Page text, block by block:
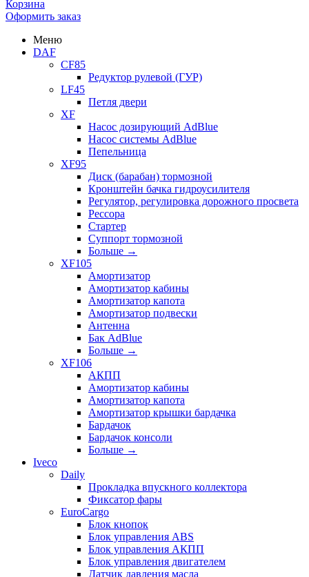
Корзина
Оформить заказ
Меню
DAF
CF85
Редуктор рулевой (ГУР)
LF45
Петля двери
XF
Насос дозирующий AdBlue
Насос системы AdBlue
Пепельница
XF95
Диск (барабан) тормозной
Кронштейн бачка гидроусилителя
Регулятор, регулировка дорожного просвета
Рессора
Стартер
Суппорт тормозной
Больше →
XF105
Амортизатор
Амортизатор кабины
Амортизатор капота
Амортизатор подвески
Антенна
Бак AdBlue
Больше →
XF106
АКПП
Амортизатор кабины
Амортизатор капота
Амортизатор крышки бардачка
Бардачок
Бардачок консоли
Больше →
Iveco
Daily
Прокладка впускного коллектора
Фиксатор фары
EuroCargo
Блок кнопок
Блок управления ABS
Блок управления АКПП
Блок управления двигателем
Датчик давления масла